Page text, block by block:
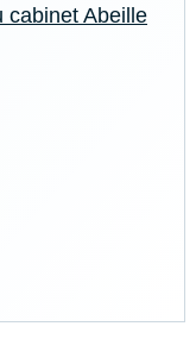
cabinet Abeille